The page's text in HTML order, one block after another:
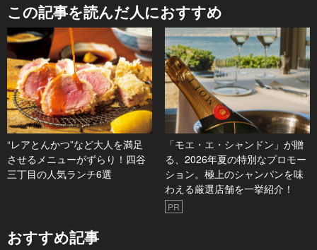
この記事を読んだ人におすすめ
“レアとんかつ”など大人を満足
させるメニューがずらり！四谷
三丁目の人気ランチ6選
「モエ・エ・シャンドン」が贈
る、2026年夏の特別なプロモー
ション。極上のシャンパンを味
わえる厳選店舗を一挙紹介！
PR
おすすめ記事